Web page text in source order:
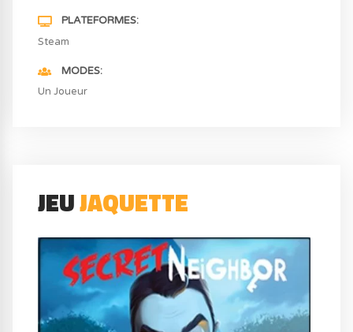
PLATEFORMES
Steam
MODES
Un Joueur
JEUJAQUETTE